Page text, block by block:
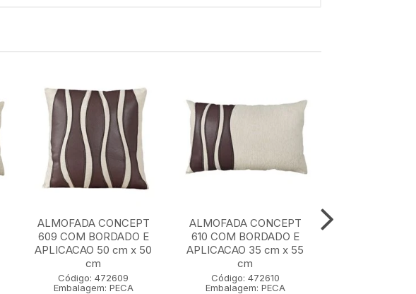
ALMOFADA CONCEPT
609 COM BORDADO E
APLICACAO 50 cm x 50
cm
Código: 472609
Embalagem: PECA
ALMOFADA CONCEPT
610 COM BORDADO E
APLICACAO 35 cm x 55
cm
Código: 472610
Embalagem: PECA
ALMOFADA